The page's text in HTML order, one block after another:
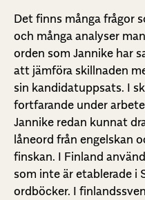
Det finns många frågor
och många analyser
orden som Jannike har
att jämföra skillnaden
sin kandidatuppsats. I
fortfarande under
Jannike redan kunnat
låneord från engelskan
finskan. I Finland
som inte är etablerade i
ordböcker. I